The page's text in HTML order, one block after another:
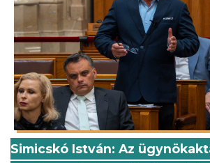
Simicskó István: Az